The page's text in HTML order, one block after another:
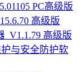
PC高级版
高级版
_V1.1.79 高级版
护与安全防护软